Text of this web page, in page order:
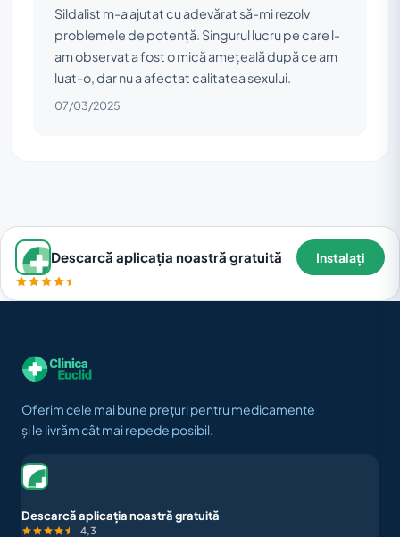
Sildalist m-a ajutat cu adevărat să-mi rezolv
problemele de potență. Singurul lucru pe care l-
am observat a fost o mică amețeală după ce am
luat-o, dar nu a afectat calitatea sexului.
07/03/2025
Descarcă aplicația noastră gratuită Instalați
Oferim cele mai bune prețuri pentru medicamente
și le livrăm cât mai repede posibil.
Descarcă aplicația noastră gratuită
4,3